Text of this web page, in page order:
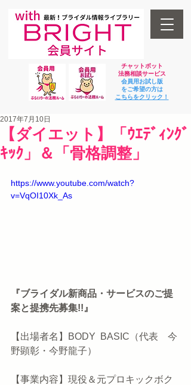
チャットボット
法務相談サービス
会員用お試し版
をご希望の方は
​こちらをクリック！
【ダイエット】「ｳｴﾃﾞｨﾝｸﾞ
ｷｯｸ」＆「骨格調整」
2017年7月10日
https://www.youtube.com/watch?
v=VqOI10Xk_As
『ブライダル新商品・サービスのご提
案と提携先募集!!』
【出場者名】BODY  BASIC（代表　今
野顕彰・今野龍子）
【事業内容】現役＆元プロキックボク